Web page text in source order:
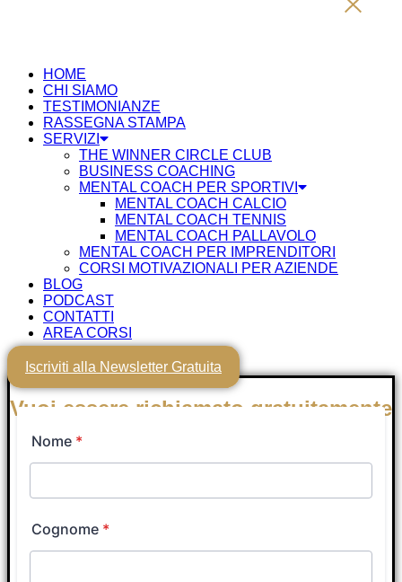
HOME
CHI SIAMO
TESTIMONIANZE
RASSEGNA STAMPA
SERVIZI
THE WINNER CIRCLE CLUB
BUSINESS COACHING
MENTAL COACH PER SPORTIVI
MENTAL COACH CALCIO
MENTAL COACH TENNIS
MENTAL COACH PALLAVOLO
MENTAL COACH PER IMPRENDITORI
CORSI MOTIVAZIONALI PER AZIENDE
BLOG
PODCAST
CONTATTI
AREA CORSI
Iscriviti alla Newsletter Gratuita
Vuoi essere richiamato gratuitamente
nei prossimi minuti da un Tutor
Coach?